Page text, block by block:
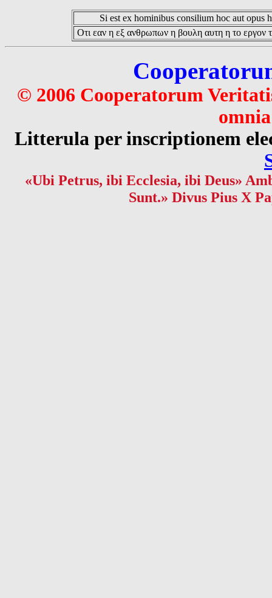
Si est ex hominibus consilium hoc aut opus
Οτι εαν η εξ ανθρωπων η βουλη αυτη η το εργον
© 2006 Cooperatorum
Litterula per inscriptionem
«Ubi Petrus, ibi Ecclesia, ibi Deus»
Sunt.» Divus Pius X